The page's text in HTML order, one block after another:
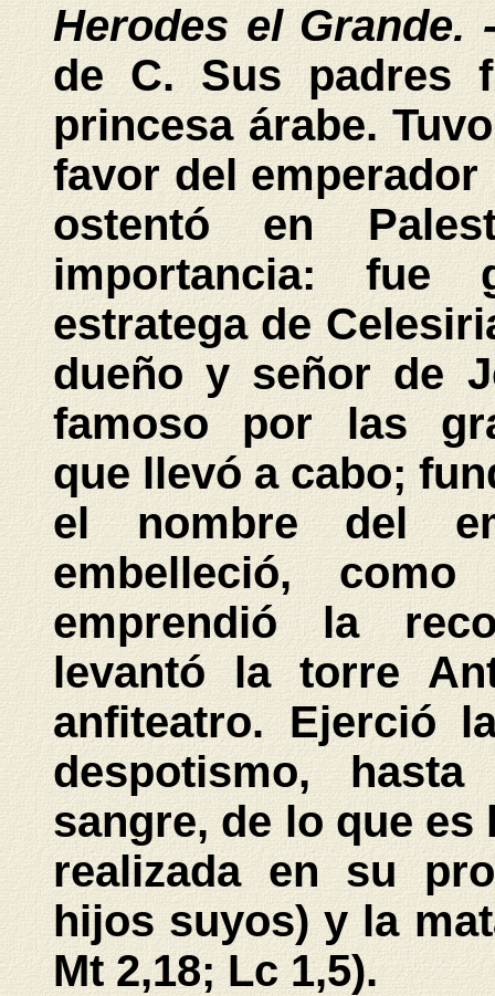
Herodes el Grande.
de C. Sus padres
princesa árabe.
favor del
ostentó en
importancia: fue
estratega de
dueño y señor de
famoso por las
que llevó a cabo;
el nombre del
embelleció,
emprendió la
levantó la torre
anfiteatro. Ejerció
despotismo,
sangre, de lo que
realizada en su
hijos suyos) y la
Mt 2,18; Lc 1,5).